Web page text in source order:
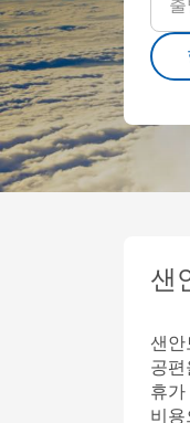
샌
샌안
공
휴
비